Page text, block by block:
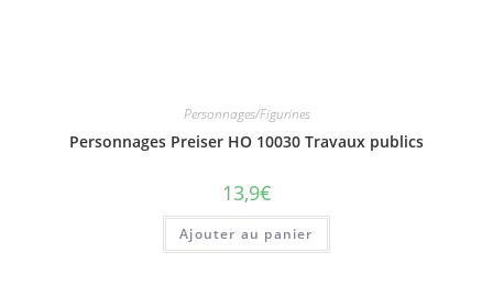
Personnages/Figurines
Personnages Preiser HO 10030 Travaux publics
13,9€
Ajouter au panier